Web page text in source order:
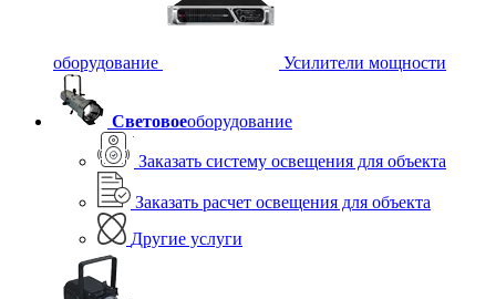
оборудование Усилители мощности
Световоеоборудование
Заказать систему освещения для объекта
Заказать расчет освещения для объекта
Другие услуги